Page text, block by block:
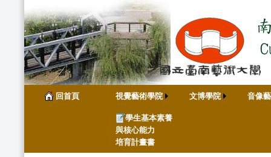
回首頁 視覺藝術學院 文博學院
音像
學生基本素養
與核心能力
培育計畫書